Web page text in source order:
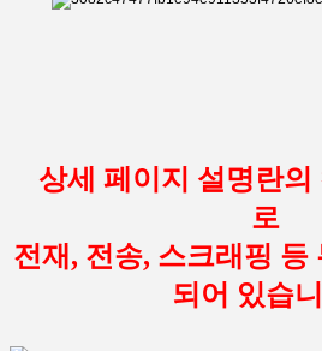
상세 페이지 설명란의
로
전재, 전송, 스크래핑 등
되어 있습